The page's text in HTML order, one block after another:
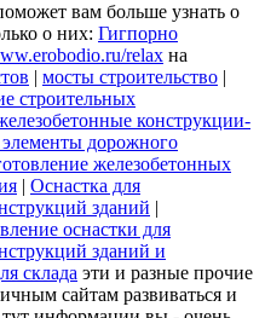
вам больше узнать о
о них: Гигпорно
relax на
| мосты строительство |
строительных
конструкции-
дорожного
железобетонных
| Оснастка для
зданий |
оснастки для
зданий и
склада эти и разные прочие
сайтам развиваться и